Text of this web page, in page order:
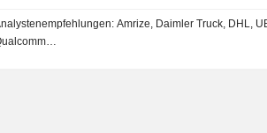
Amrize, Daimler Truck, DHL,